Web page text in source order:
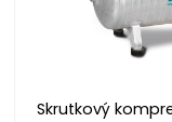
Skrutkový